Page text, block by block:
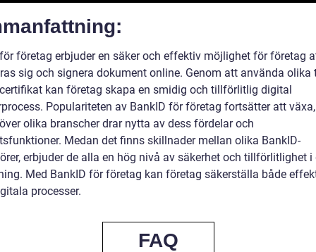
företag erbjuder en säker och effektiv möjlighet för företag
sig och signera dokument online. Genom att använda olika
kan företag skapa en smidig och tillförlitlig digital
Populariteten av BankID för företag fortsätter att
olika branscher drar nytta av dess fördelar och
Medan det finns skillnader mellan olika BankID-
erbjuder de alla en hög nivå av säkerhet och tillförlitlighet i
Med BankID för företag kan företag säkerställa både
processer.
FAQ